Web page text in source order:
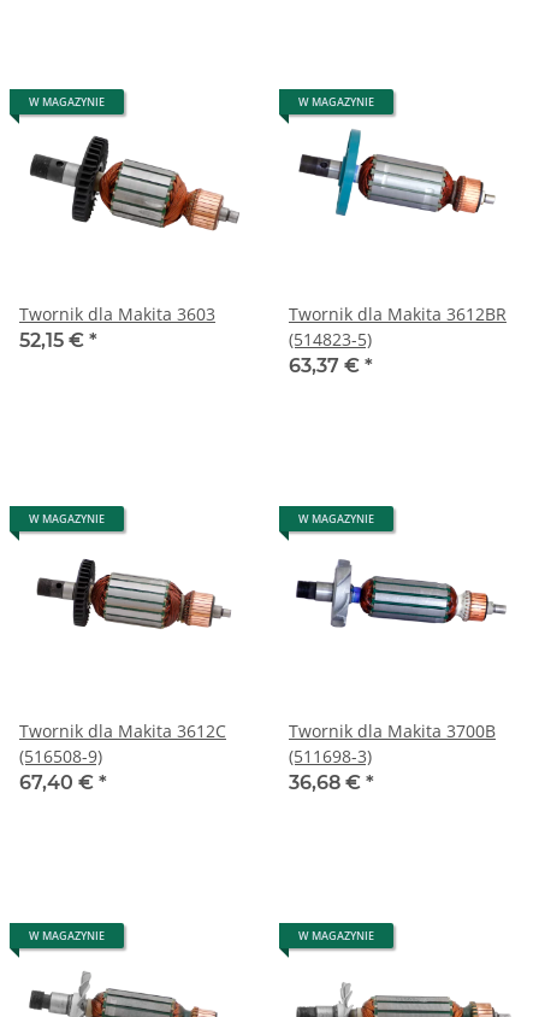
W MAGAZYNIE
Twornik dla Makita 3603
52,15 € *
W MAGAZYNIE
Twornik dla Makita 3612BR
(514823-5)
63,37 € *
W MAGAZYNIE
Twornik dla Makita 3612C
(516508-9)
67,40 € *
W MAGAZYNIE
Twornik dla Makita 3700B
(511698-3)
36,68 € *
W MAGAZYNIE W MAGAZYNIE